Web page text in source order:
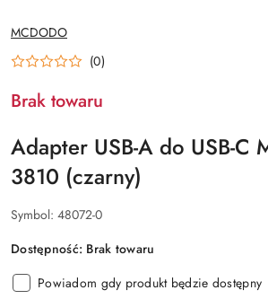
NAZWA
PRODUCENTA:
MCDODO
(0)
Brak towaru
Adapter USB-A do USB-C
3810 (czarny)
Symbol: 48072-0
Dostępność: Brak towaru
Powiadom gdy produkt będzie dostępny